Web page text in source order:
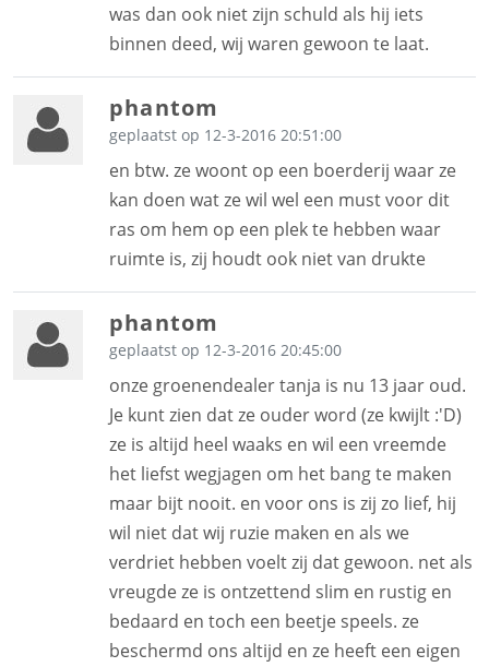
was dan ook niet zijn schuld als hij iets
binnen deed, wij waren gewoon te laat.
phantom
geplaatst op 12-3-2016 20:51:00
en btw. ze woont op een boerderij waar ze
kan doen wat ze wil wel een must voor dit
ras om hem op een plek te hebben waar
ruimte is, zij houdt ook niet van drukte
phantom
geplaatst op 12-3-2016 20:45:00
onze groenendealer tanja is nu 13 jaar oud.
Je kunt zien dat ze ouder word (ze kwijlt :'D)
ze is altijd heel waaks en wil een vreemde
het liefst wegjagen om het bang te maken
maar bijt nooit. en voor ons is zij zo lief, hij
wil niet dat wij ruzie maken en als we
verdriet hebben voelt zij dat gewoon. net als
vreugde ze is ontzettend slim en rustig en
bedaard en toch een beetje speels. ze
beschermd ons altijd en ze heeft een eigen